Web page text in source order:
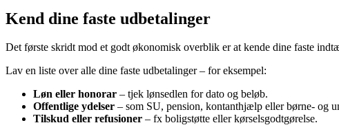
Kend dine faste udbetalinger
Det første skridt mod et godt økonomisk overblik er at kende dine faste
Lav en liste over alle dine faste udbetalinger – for eksempel:
Løn eller honorar – tjek lønsedlen for dato og beløb.
Offentlige ydelser – som SU, pension, kontanthjælp eller børne- og
Tilskud eller refusioner – fx boligstøtte eller kørselsgodtgørelse.